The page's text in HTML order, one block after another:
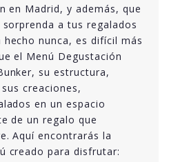
en Madrid, y además, que
a tus regalados
nunca, es difícil más
el Menú Degustación
su estructura,
creaciones,
en un espacio
de un regalo que
Aquí encontrarás la
creado para disfrutar: